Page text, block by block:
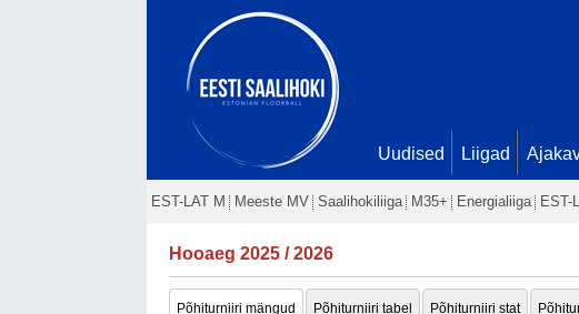
Uudised Liigad
EST-LAT M Meeste MV Saalihokiliiga M35+ Energialiiga EST-
Hooaeg 2025 / 2026
Põhiturniiri mängud Põhiturniiri tabel Põhiturniiri stat